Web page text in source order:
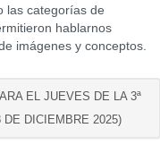
las categorías de
hablarnos
imágenes y conceptos.
EL JUEVES DE LA 3ª
DICIEMBRE 2025)